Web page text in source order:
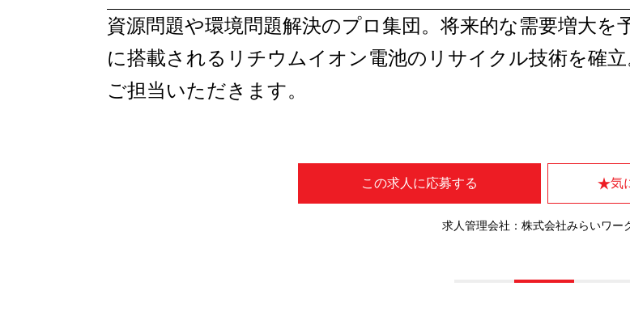
資源問題や環境問題解決のプロ集団。将来的な需要増大
に搭載されるリチウムイオン電池のリサイクル技術を確
ご担当いただきます。
この求人に応募する 気
求人管理会社：株式会社みらいワー